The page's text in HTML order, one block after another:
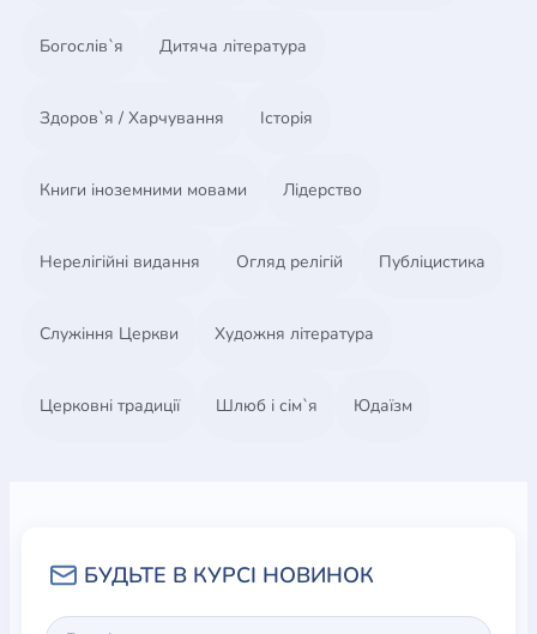
Богослів`я Дитяча література
Здоров`я / Харчування Історія
Книги іноземними мовами Лідерство
Нерелігійні видання Огляд релігій Публіцистика
Служіння Церкви Художня література
Церковні традиції Шлюб і сім`я Юдаїзм